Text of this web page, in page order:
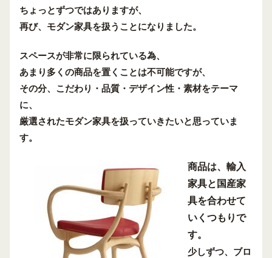
ちょっとずつではありますが、
再び、モダン家具を扱うことになりました。
スペースが非常に限られている為、
あまり多くの商品を置くことは不可能ですが、
その分、こだわり・品質・デザイン性・素材をテーマ
に、
厳選されたモダン家具を扱っていきたいと思っていま
す。
商品は、輸入
家具と国産家
具を合わせて
いくつもりで
す。
少しずつ、ブロ